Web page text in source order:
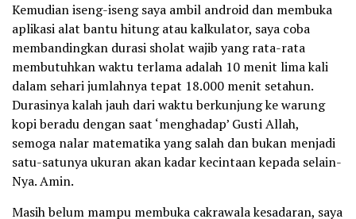
Kemudian iseng-iseng saya ambil android dan membuka
aplikasi alat bantu hitung atau kalkulator, saya coba
membandingkan durasi sholat wajib yang rata-rata
membutuhkan waktu terlama adalah 10 menit lima kali
dalam sehari jumlahnya tepat 18.000 menit setahun.
Durasinya kalah jauh dari waktu berkunjung ke warung
kopi beradu dengan saat ‘menghadap’ Gusti Allah,
semoga nalar matematika yang salah dan bukan menjadi
satu-satunya ukuran akan kadar kecintaan kepada selain-
Nya. Amin.
Masih belum mampu membuka cakrawala kesadaran, saya